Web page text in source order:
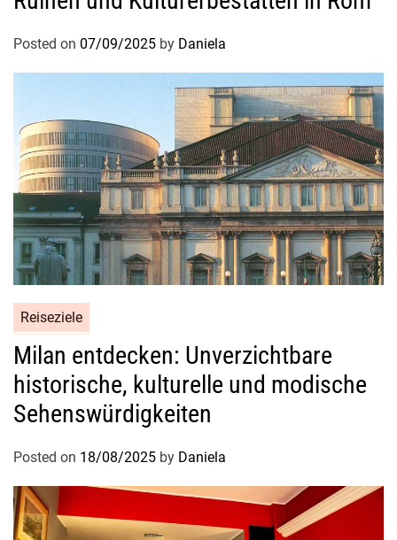
Posted on 07/09/2025 by Daniela
Reiseziele
Milan entdecken: Unverzichtbare
historische, kulturelle und modische
Sehenswürdigkeiten
Posted on 18/08/2025 by Daniela